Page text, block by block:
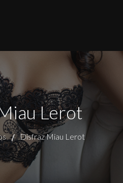
Lerot
Disfraz Miau Lerot